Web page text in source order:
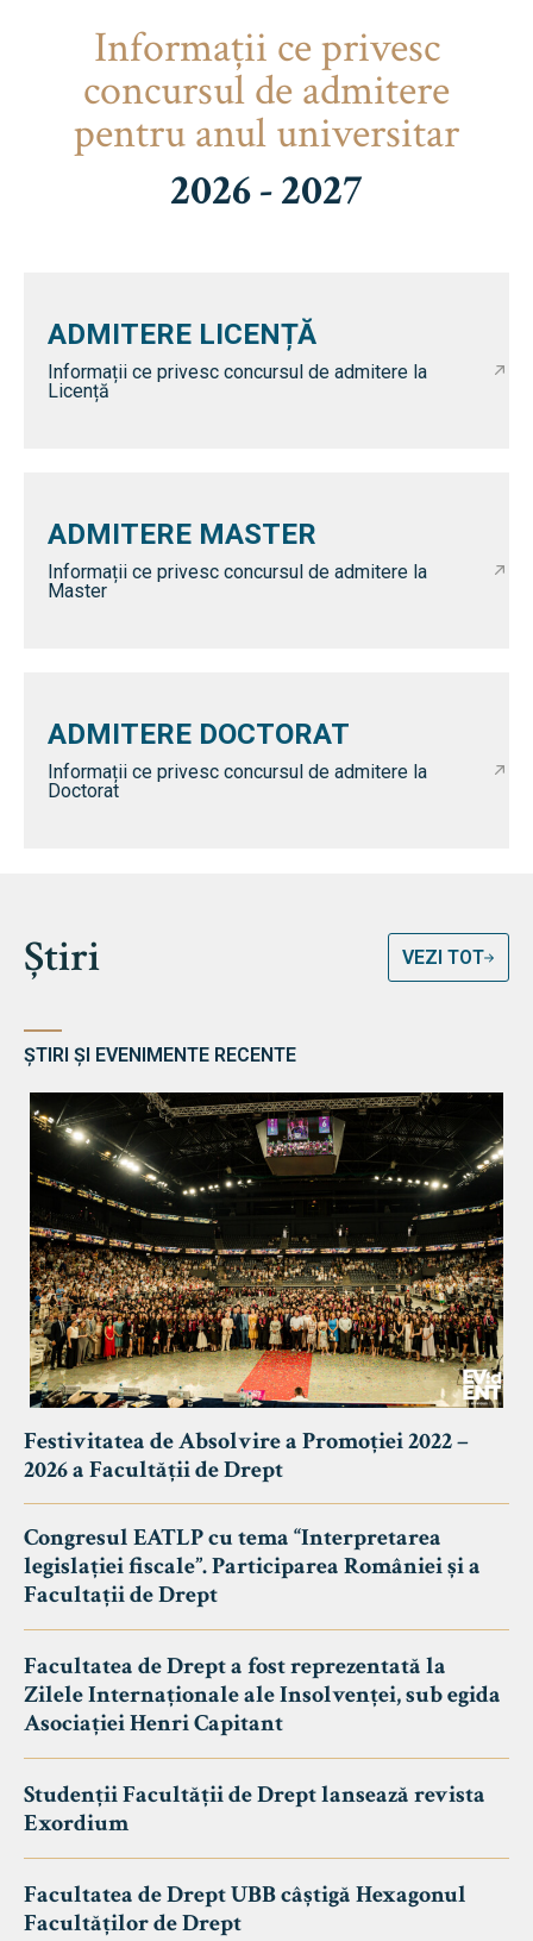
Informaţii ce privesc
concursul de admitere
pentru anul universitar
2026 - 2027
ADMITERE LICENȚĂ
Informații ce privesc concursul de admitere la
Licență
ADMITERE MASTER
Informații ce privesc concursul de admitere la
Master
ADMITERE DOCTORAT
Informații ce privesc concursul de admitere la
Doctorat
Știri VEZI TOT
ȘTIRI ȘI EVENIMENTE RECENTE
Festivitatea de Absolvire a Promoției 2022 –
2026 a Facultății de Drept
Congresul EATLP cu tema “Interpretarea
legislației fiscale”. Participarea României și a
Facultații de Drept
Facultatea de Drept a fost reprezentată la
Zilele Internaționale ale Insolvenței, sub egida
Asociației Henri Capitant
Studenții Facultății de Drept lansează revista
Exordium
Facultatea de Drept UBB câștigă Hexagonul
Facultăților de Drept